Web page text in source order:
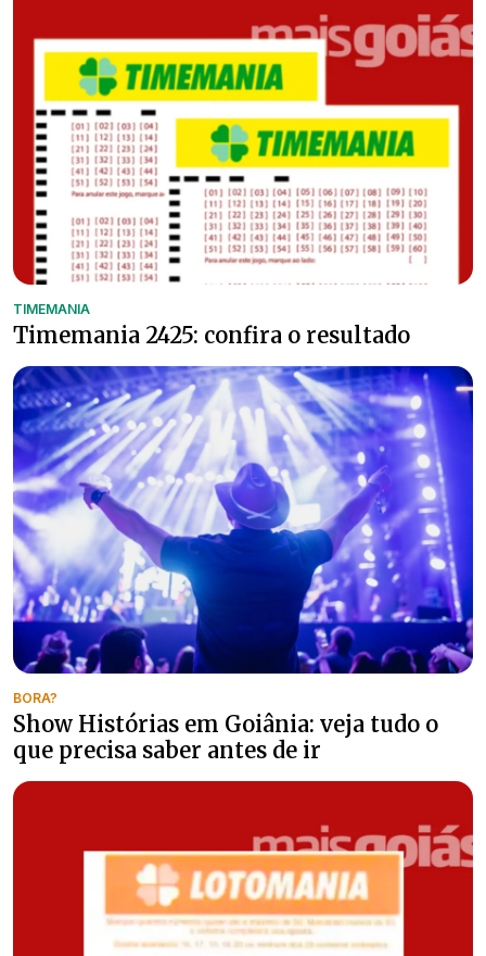
TIMEMANIA
Timemania 2425: confira o resultado
BORA?
Show Histórias em Goiânia: veja tudo o
que precisa saber antes de ir